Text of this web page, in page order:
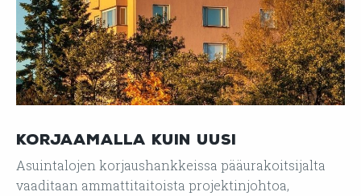
Korjaamalla kuin uusi
Asuintalojen korjaushankkeissa pääurakoitsijalta
vaaditaan ammattitaitoista projektinjohtoa,